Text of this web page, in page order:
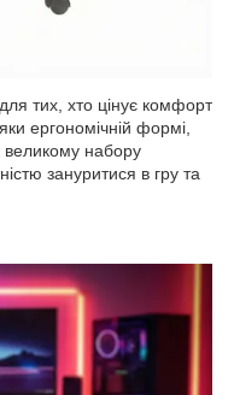
тих, хто цінує комфорт
ергономічній формі,
великому набору
зануритися в гру та